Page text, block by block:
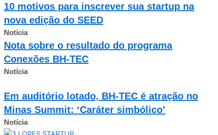
10 motivos para inscrever sua startup na
nova edição do SEED
Notícia
Nota sobre o resultado do programa
Conexões BH-TEC
Notícia
Em auditório lotado, BH-TEC é atração no
Minas Summit: ‘Caráter simbólico’
Notícia